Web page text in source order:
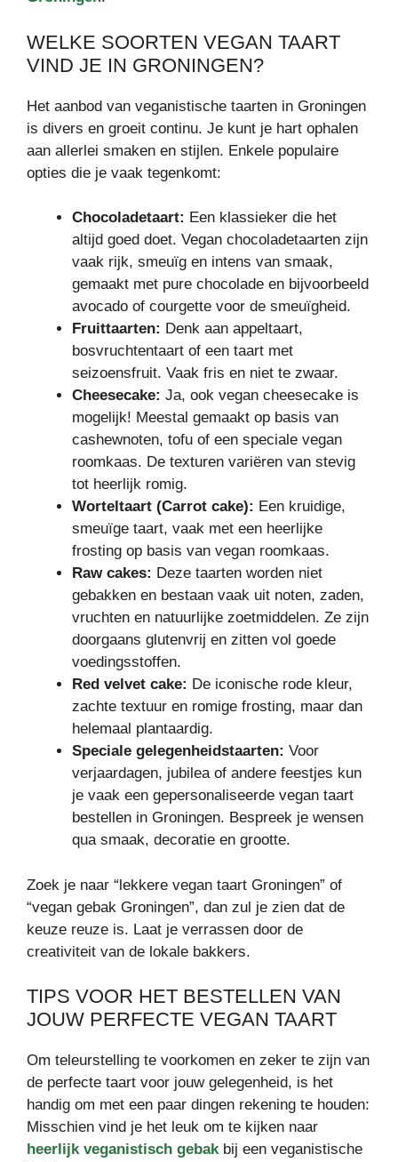
WELKE SOORTEN VEGAN TAART
VIND JE IN GRONINGEN?
Het aanbod van veganistische taarten in Groningen
is divers en groeit continu. Je kunt je hart ophalen
aan allerlei smaken en stijlen. Enkele populaire
opties die je vaak tegenkomt:
Chocoladetaart: Een klassieker die het
altijd goed doet. Vegan chocoladetaarten zijn
vaak rijk, smeuïg en intens van smaak,
gemaakt met pure chocolade en bijvoorbeeld
avocado of courgette voor de smeuïgheid.
Fruittaarten: Denk aan appeltaart,
bosvruchtentaart of een taart met
seizoensfruit. Vaak fris en niet te zwaar.
Cheesecake: Ja, ook vegan cheesecake is
mogelijk! Meestal gemaakt op basis van
cashewnoten, tofu of een speciale vegan
roomkaas. De texturen variëren van stevig
tot heerlijk romig.
Worteltaart (Carrot cake): Een kruidige,
smeuïge taart, vaak met een heerlijke
frosting op basis van vegan roomkaas.
Raw cakes: Deze taarten worden niet
gebakken en bestaan vaak uit noten, zaden,
vruchten en natuurlijke zoetmiddelen. Ze zijn
doorgaans glutenvrij en zitten vol goede
voedingsstoffen.
Red velvet cake: De iconische rode kleur,
zachte textuur en romige frosting, maar dan
helemaal plantaardig.
Speciale gelegenheidstaarten: Voor
verjaardagen, jubilea of andere feestjes kun
je vaak een gepersonaliseerde vegan taart
bestellen in Groningen. Bespreek je wensen
qua smaak, decoratie en grootte.
Zoek je naar “lekkere vegan taart Groningen” of
“vegan gebak Groningen”, dan zul je zien dat de
keuze reuze is. Laat je verrassen door de
creativiteit van de lokale bakkers.
TIPS VOOR HET BESTELLEN VAN
JOUW PERFECTE VEGAN TAART
Om teleurstelling te voorkomen en zeker te zijn van
de perfecte taart voor jouw gelegenheid, is het
handig om met een paar dingen rekening te houden:
Misschien vind je het leuk om te kijken naar
heerlijk veganistisch gebakbij een veganistische